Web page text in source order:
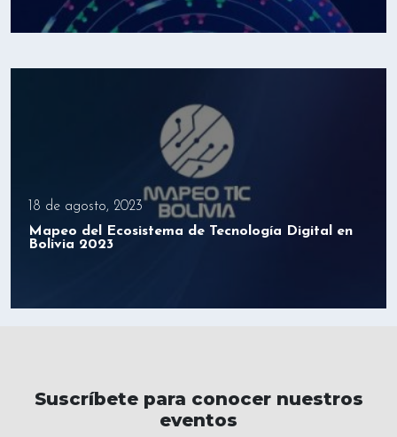
18 de agosto, 2023
Mapeo del Ecosistema de Tecnología Digital en
Bolivia 2023
Suscríbete para conocer nuestros
eventos